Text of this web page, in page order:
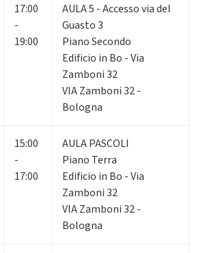
17:00
-
19:00
AULA 5 - Accesso via del
Guasto 3
Piano Secondo
Edificio in Bo - Via
Zamboni 32
VIA Zamboni 32 -
Bologna
15:00
-
17:00
AULA PASCOLI
Piano Terra
Edificio in Bo - Via
Zamboni 32
VIA Zamboni 32 -
Bologna